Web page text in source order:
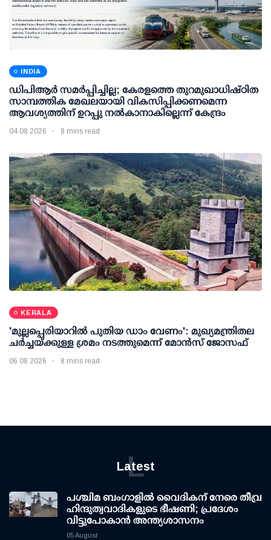
INDIA
ഡിപിആര്‍ സമര്‍പ്പിച്ചില്ല; കേരളത്തെ തുറമുഖാധിഷ്ഠിത
സാമ്പത്തിക മേഖലയായി വികസിപ്പിക്കണമെന്ന
ആവശ്യത്തിന് ഉറപ്പു നല്‍കാനാകില്ലെന്ന് കേന്ദ്രം
04 08 2026 8 mins read
KERALA
'മുല്ലപ്പെരിയാറില്‍ പുതിയ ഡാം വേണം': മുഖ്യമന്ത്രിതല
ചര്‍ച്ചയ്ക്കുള്ള ശ്രമം നടത്തുമെന്ന് മോന്‍സ് ജോസഫ്
06 08 2026 8 mins read
Latest
L
പശ്ചിമ ബംഗാളിൽ വൈദികന് നേരെ തീവ്ര
ഹിന്ദുത്വവാദികളുടെ ഭീഷണി; പ്രദേശം
വിട്ടുപോകാൻ അന്ത്യശാസനം
05 August